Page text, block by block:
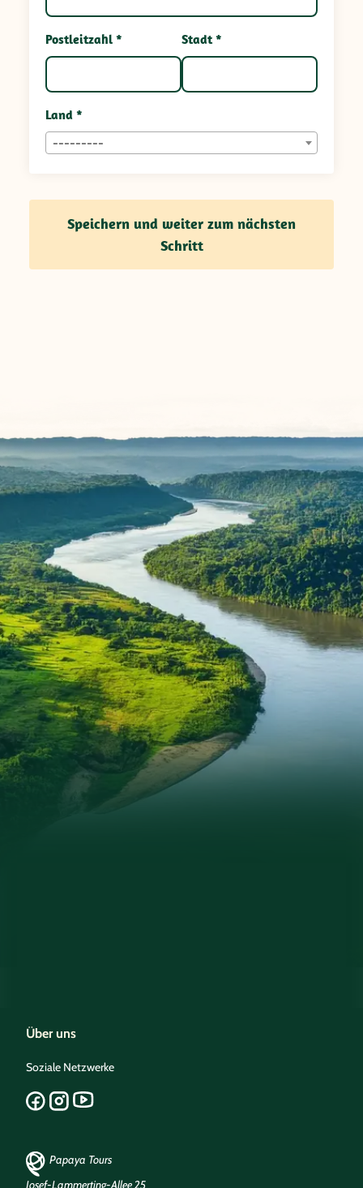
Postleitzahl * Stadt *
Land *
---------
Speichern und weiter zum nächsten
Schritt
Über uns
Soziale Netzwerke
Papaya Tours
Josef-Lammerting-Allee 25